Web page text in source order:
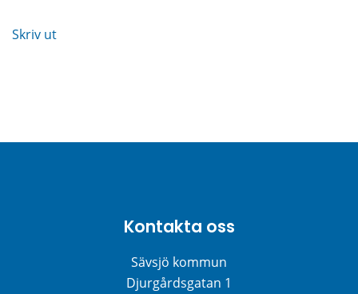
Skriv ut
Kontakta oss
Sävsjö kommun
Djurgårdsgatan 1